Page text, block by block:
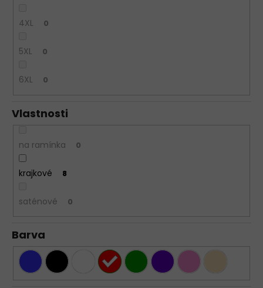
4XL 0
5XL 0
6XL 0
Vlastnosti
na ramínka 0
krajkové 8
saténové 0
Barva